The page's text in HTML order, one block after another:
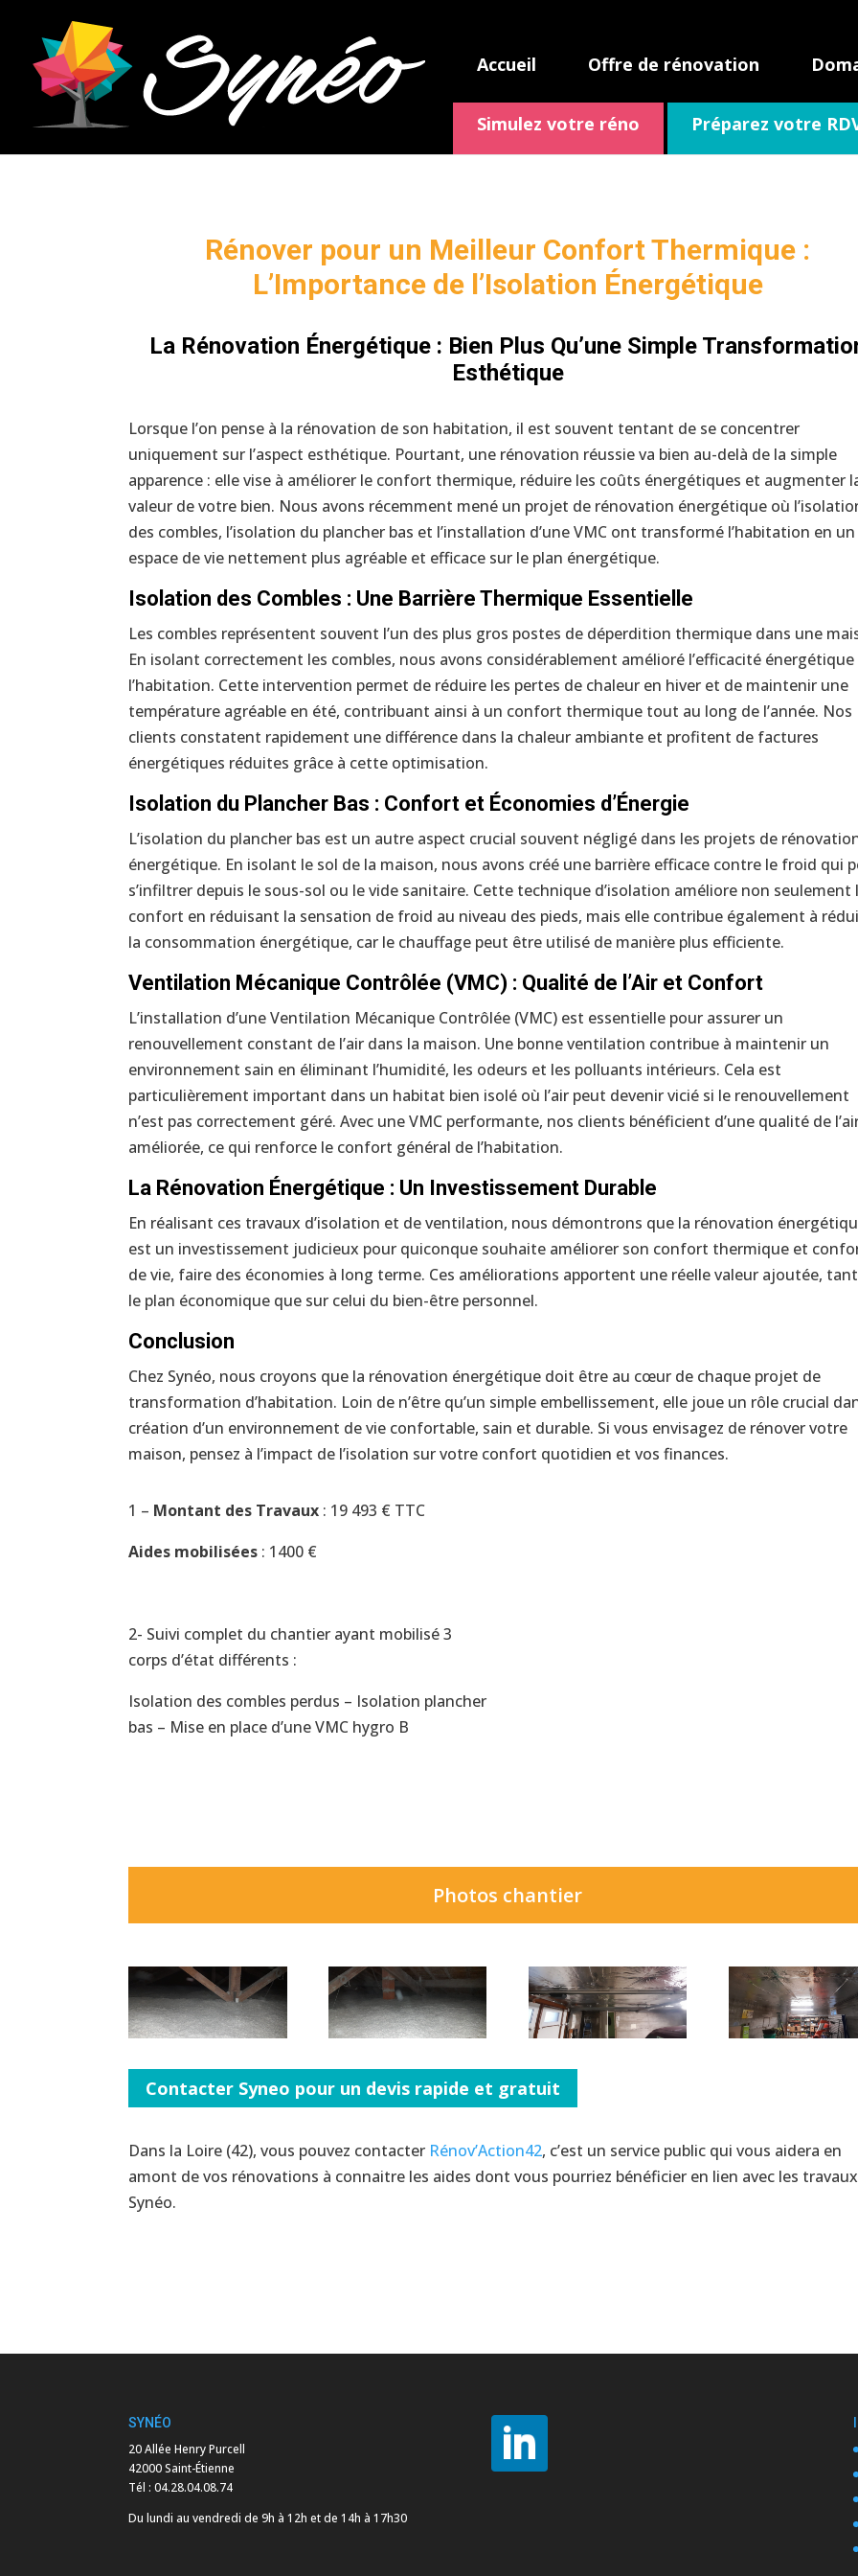
Accueil Offre de rénovation
Simulez votre réno Préparez votre
Rénover pour un Meilleur Confort Thermique :
L’Importance de l’Isolation Énergétique
La Rénovation Énergétique : Bien Plus Qu’une Simple
Esthétique
Lorsque l’on pense à la rénovation de son habitation, il est souvent tentant de se concentrer
uniquement sur l’aspect esthétique. Pourtant, une rénovation réussie va bien au-delà de la simple
apparence : elle vise à améliorer le confort thermique, réduire les coûts énergétiques et augmenter
valeur de votre bien. Nous avons récemment mené un projet de rénovation énergétique où
des combles, l’isolation du plancher bas et l’installation d’une VMC ont transformé l’habitation en un
espace de vie nettement plus agréable et efficace sur le plan énergétique.
Isolation des Combles : Une Barrière Thermique Essentielle
Les combles représentent souvent l’un des plus gros postes de déperdition thermique dans une
En isolant correctement les combles, nous avons considérablement amélioré l’efficacité énergétique
l’habitation. Cette intervention permet de réduire les pertes de chaleur en hiver et de maintenir une
température agréable en été, contribuant ainsi à un confort thermique tout au long de l’année. Nos
clients constatent rapidement une différence dans la chaleur ambiante et profitent de factures
énergétiques réduites grâce à cette optimisation.
Isolation du Plancher Bas : Confort et Économies d’Énergie
L’isolation du plancher bas est un autre aspect crucial souvent négligé dans les projets de
énergétique. En isolant le sol de la maison, nous avons créé une barrière efficace contre le froid qui
s’infiltrer depuis le sous-sol ou le vide sanitaire. Cette technique d’isolation améliore non seulement
confort en réduisant la sensation de froid au niveau des pieds, mais elle contribue également à
la consommation énergétique, car le chauffage peut être utilisé de manière plus efficiente.
Ventilation Mécanique Contrôlée (VMC) : Qualité de l’Air et Confort
L’installation d’une Ventilation Mécanique Contrôlée (VMC) est essentielle pour assurer un
renouvellement constant de l’air dans la maison. Une bonne ventilation contribue à maintenir un
environnement sain en éliminant l’humidité, les odeurs et les polluants intérieurs. Cela est
particulièrement important dans un habitat bien isolé où l’air peut devenir vicié si le renouvellement
n’est pas correctement géré. Avec une VMC performante, nos clients bénéficient d’une qualité de
améliorée, ce qui renforce le confort général de l’habitation.
La Rénovation Énergétique : Un Investissement Durable
En réalisant ces travaux d’isolation et de ventilation, nous démontrons que la rénovation
est un investissement judicieux pour quiconque souhaite améliorer son confort thermique et
de vie, faire des économies à long terme. Ces améliorations apportent une réelle valeur ajoutée,
le plan économique que sur celui du bien-être personnel.
Conclusion
Chez Synéo, nous croyons que la rénovation énergétique doit être au cœur de chaque projet de
transformation d’habitation. Loin de n’être qu’un simple embellissement, elle joue un rôle crucial
création d’un environnement de vie confortable, sain et durable. Si vous envisagez de rénover votre
maison, pensez à l’impact de l’isolation sur votre confort quotidien et vos finances.
1 – Montant des Travaux : 19 493 € TTC
Aides mobilisées : 1400 €
2- Suivi complet du chantier ayant mobilisé 3
corps d’état différents :
Isolation des combles perdus – Isolation plancher
bas – Mise en place d’une VMC hygro B
Photos chantier
Contacter Syneo pour un devis rapide et gratuit
Dans la Loire (42), vous pouvez contacter Rénov’Action42, c’est un service public qui vous aidera en
amont de vos rénovations à connaitre les aides dont vous pourriez bénéficier en lien avec les
Synéo.
SYNÉO
20 Allée Henry Purcell
42000 Saint-Étienne
Tél :04.28.04.08.74
Du lundi au vendredi de 9h à 12h et de 14h à 17h30